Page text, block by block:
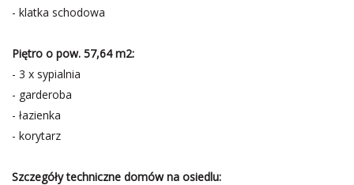
- klatka schodowa
Piętro o pow. 57,64 m2:
- 3 x sypialnia
- garderoba
- łazienka
- korytarz
Szczegóły techniczne domów na osiedlu: